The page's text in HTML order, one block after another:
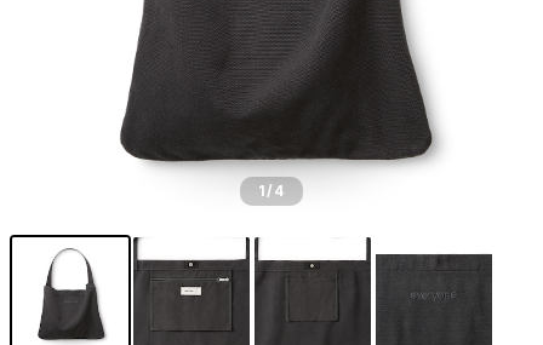
1/4